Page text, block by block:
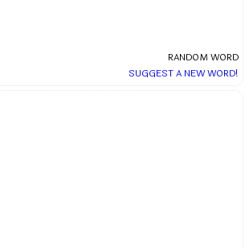
RANDOM WORD
SUGGEST A NEW WORD!